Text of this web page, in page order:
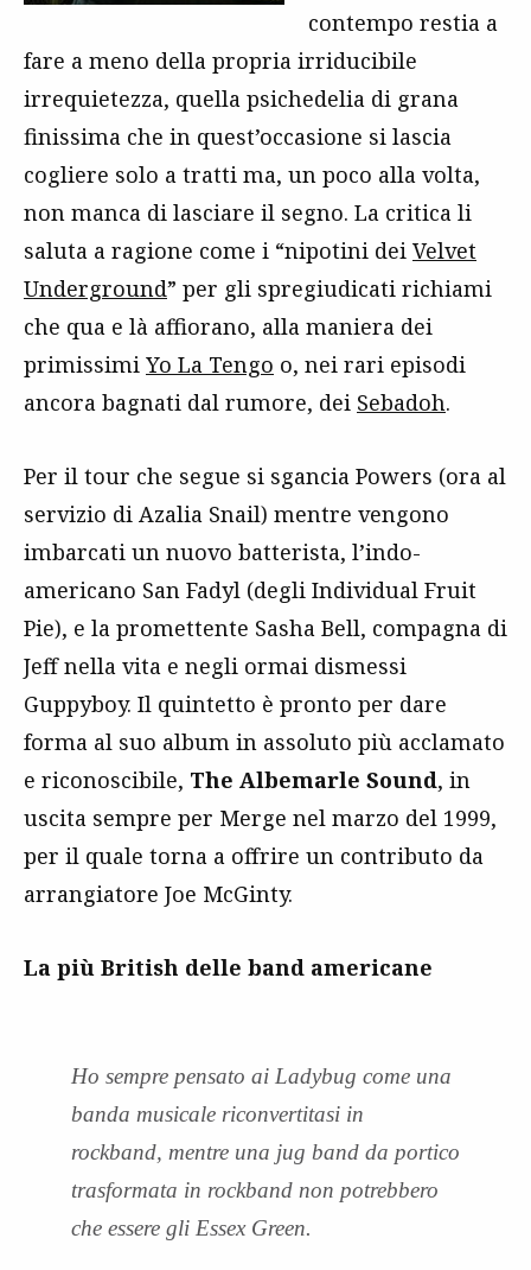
contempo restia a
fare a meno della propria irriducibile
irrequietezza, quella psichedelia di grana
finissima che in quest’occasione si lascia
cogliere solo a tratti ma, un poco alla volta,
non manca di lasciare il segno. La critica li
saluta a ragione come i “nipotini dei Velvet
Underground” per gli spregiudicati richiami
che qua e là affiorano, alla maniera dei
primissimi Yo La Tengo o, nei rari episodi
ancora bagnati dal rumore, dei Sebadoh.
Per il tour che segue si sgancia Powers (ora al
servizio di Azalia Snail) mentre vengono
imbarcati un nuovo batterista, l’indo-
americano San Fadyl (degli Individual Fruit
Pie), e la promettente Sasha Bell, compagna di
Jeff nella vita e negli ormai dismessi
Guppyboy. Il quintetto è pronto per dare
forma al suo album in assoluto più acclamato
e riconoscibile, The Albemarle Sound, in
uscita sempre per Merge nel marzo del 1999,
per il quale torna a offrire un contributo da
arrangiatore Joe McGinty.
La più British delle band americane
Ho sempre pensato ai Ladybug come una
banda musicale riconvertitasi in
rockband, mentre una jug band da portico
trasformata in rockband non potrebbero
che essere gli Essex Green.